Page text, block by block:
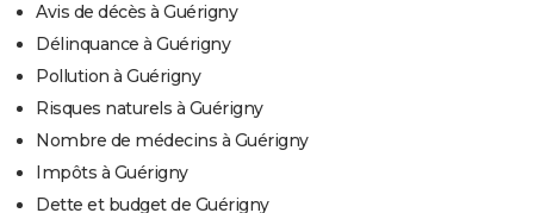
Avis de décès à Guérigny
Délinquance à Guérigny
Pollution à Guérigny
Risques naturels à Guérigny
Nombre de médecins à Guérigny
Impôts à Guérigny
Dette et budget de Guérigny